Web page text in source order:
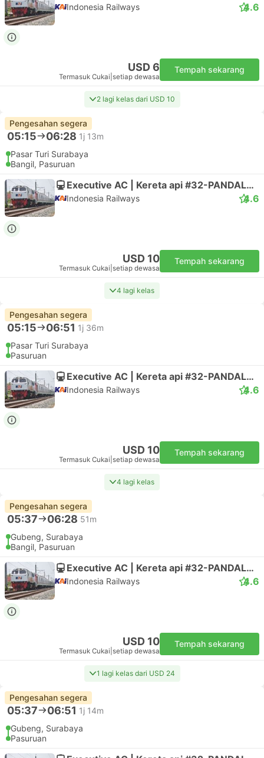
Indonesia Railways 4.6
USD 6
Termasuk Cukai setiap dewasa
Tempah sekarang
2 lagi kelas dari USD 10
Pengesahan segera
05:15 06:28 1j 13m
Pasar Turi Surabaya
Bangil, Pasuruan
Executive AC | Kereta api #32-PANDALUNGAN
Indonesia Railways 4.6
USD 10
Termasuk Cukai setiap dewasa
Tempah sekarang
4 lagi kelas
Pengesahan segera
05:15 06:51 1j 36m
Pasar Turi Surabaya
Pasuruan
Executive AC | Kereta api #32-PANDALUNGAN
Indonesia Railways 4.6
USD 10
Termasuk Cukai setiap dewasa
Tempah sekarang
4 lagi kelas
Pengesahan segera
05:37 06:28 51m
Gubeng, Surabaya
Bangil, Pasuruan
Executive AC | Kereta api #32-PANDALUNGAN
Indonesia Railways 4.6
USD 10
Termasuk Cukai setiap dewasa
Tempah sekarang
1 lagi kelas dari USD 24
Pengesahan segera
05:37 06:51 1j 14m
Gubeng, Surabaya
Pasuruan